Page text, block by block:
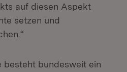
auf diesen Aspekt
setzen und
besteht bundesweit ein